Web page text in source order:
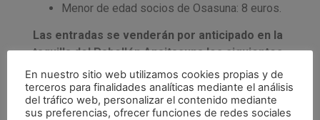
Menor de edad socios de Osasuna: 8 euros.
Las entradas se venderán por anticipado en la
taquilla del Pabellón Anaitasuna los siguientes
días:
Lunes 5 de diciembre de 10:00 a 13:00 y de
17:00 a 20:00 horas.
En nuestro sitio web utilizamos cookies propias y de
terceros para finalidades analíticas mediante el análisis
del tráfico web, personalizar el contenido mediante
sus preferencias, ofrecer funciones de redes sociales